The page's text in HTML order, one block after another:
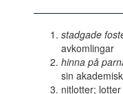
stadgade
avkomlingar
hinna på
sin
nitlotter;